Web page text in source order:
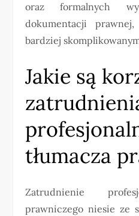
oraz formalnych
dokumentacji
bardziej
Jakie są
tłumacza
Zatrudnienie
prawniczego niesie ze